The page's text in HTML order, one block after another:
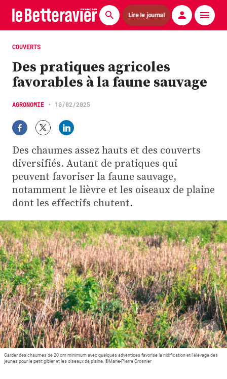
Lire le journal
Actualités
Économie
Agronomie
Matériels
La technique ITB
Pommes de terre
Guides pratiques
Chasse
Plus
Abonnez-vous
COUVERTS
Des pratiques agricoles
favorables à la faune sauvage
AGRONOMIE • 10/02/2025
Des chaumes assez hauts et des couverts
diversifiés. Autant de pratiques qui
peuvent favoriser la faune sauvage,
notamment le lièvre et les oiseaux de plaine
dont les effectifs chutent.
Garder des chaumes de 20 cm minimum avec quelques adventices favorise la nidification et l’élevage des
jeunes pour le petit gibier et les oiseaux de plaine. ©Marie-Pierre Crosnier